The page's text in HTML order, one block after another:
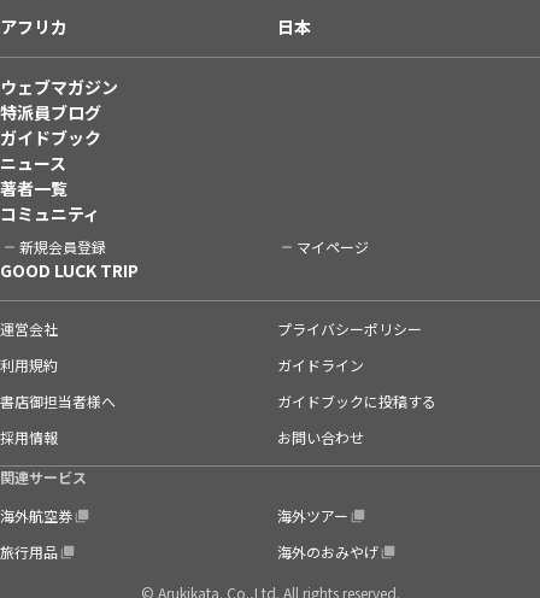
アフリカ
日本
ウェブマガジン
特派員ブログ
ガイドブック
ニュース
著者一覧
コミュニティ
新規会員登録 マイページ
GOOD LUCK TRIP
運営会社
プライバシーポリシー
利用規約
ガイドライン
書店御担当者様へ
ガイドブックに投稿する
採用情報
お問い合わせ
関連サービス
海外航空券
海外ツアー
旅行用品
海外のおみやげ
© Arukikata. Co.,Ltd. All rights reserved.